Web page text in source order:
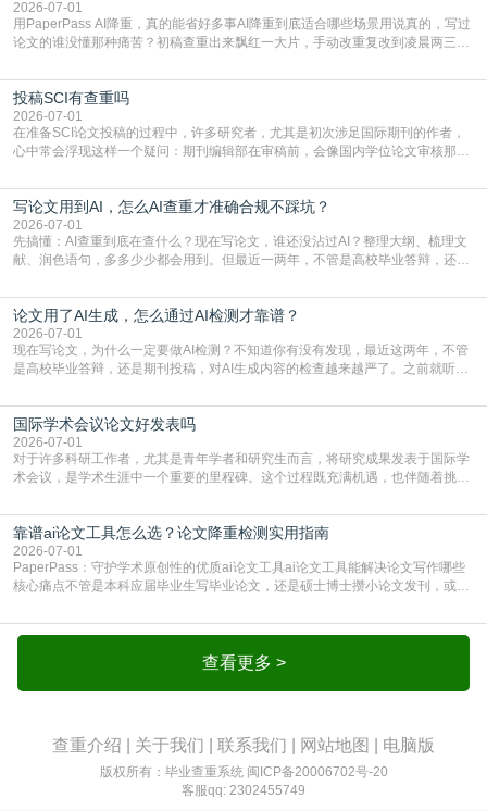
常具有周期短、时效性强的特点。相比期刊漫长的
2026-07-01
用PaperPass AI降重，真的能省好多事AI降重到底适合哪些场景用说真的，写过
论文的谁没懂那种痛苦？初稿查重出来飘红一大片，手动改重复改到凌晨两三
到秃头。这时候靠谱的AI降重真的就是救命稻草，选对工具，半天就能搞定你两
三天都做不完的事。不是所有人都需要用AI降重，但如果你符合下面这些场景，
真的可以试试：初稿写完重复率远超要
投稿SCI有查重吗
2026-07-01
在准备SCI论文投稿的过程中，许多研究者，尤其是初次涉足国际期刊的作者，
心中常会浮现这样一个疑问：期刊编辑部在审稿前，会像国内学位论文审核那
论文的初审通过率。实际上，SCI期刊对重复内容的审查是严谨投稿流程中不可
或缺的一环。本篇AEIC学术交流中心小编就为大家介绍“投稿SCI有查重吗”。
一、查重是标准流程答案是明确的：绝大多数S
写论文用到AI，怎么AI查重才准确合规不踩坑？
2026-07-01
先搞懂：AI查重到底在查什么？现在写论文，谁还没沾过AI？整理大纲、梳理文
献、润色语句，多多少少都会用到。但最近一两年，不管是高校毕业答辩，还是
须加做AI查重。很多人分不清，AI查重和普通查重到底有啥区别？这里说透：普
通查重查的是你的文字和已公开文献的重复比例，防的是抄袭；AI查重查的是你
的内容里，有多少是AI生成的，防的是过
论文用了AI生成，怎么通过AI检测才靠谱？
2026-07-01
现在写论文，为什么一定要做AI检测？不知道你有没有发现，最近这两年，不管
是高校毕业答辩，还是期刊投稿，对AI生成内容的检查越来越严了。之前就听身
要求修改，还差点被判定学术不规范，真的太冤了。现在国内多数高校和核心期
刊，都已经明确出台了相关规定：如果使用AI生成内容辅助写作，必须明确标
注，未标注的AI生成内容会被认定为不符合学
国际学术会议论文好发表吗
2026-07-01
对于许多科研工作者，尤其是青年学者和研究生而言，将研究成果发表于国际学
术会议，是学术生涯中一个重要的里程碑。这个过程既充满机遇，也伴随着挑
疑问：国际学术会议论文到底好不好发表？其价值和难度究竟如何衡量。本篇
AEIC学术交流中心小编就为大家介绍“国际学术会议论文好发表吗”。一、会议论
文发表的相对优势与期刊论文相比，国际会议论文的发
靠谱ai论文工具怎么选？论文降重检测实用指南
2026-07-01
PaperPass：守护学术原创性的优质ai论文工具ai论文工具能解决论文写作哪些
核心痛点不管是本科应届毕业生写毕业论文，还是硕士博士攒小论文发刊，或是
自己逐句读逐句改，熬好几个大夜不说，还经常改不到点上，交上去才发现重复
率超标，再返工太折腾。现在有了成熟的ai论文工具，这些痛点基本都能高效解
决。靠谱的ai论文工具，不止能帮你梳查看更多 >
查重介绍 关于我们 联系我们 网站地图 电脑版
版权所有：毕业查重系统 闽ICP备20006702号-20
客服qq: 2302455749